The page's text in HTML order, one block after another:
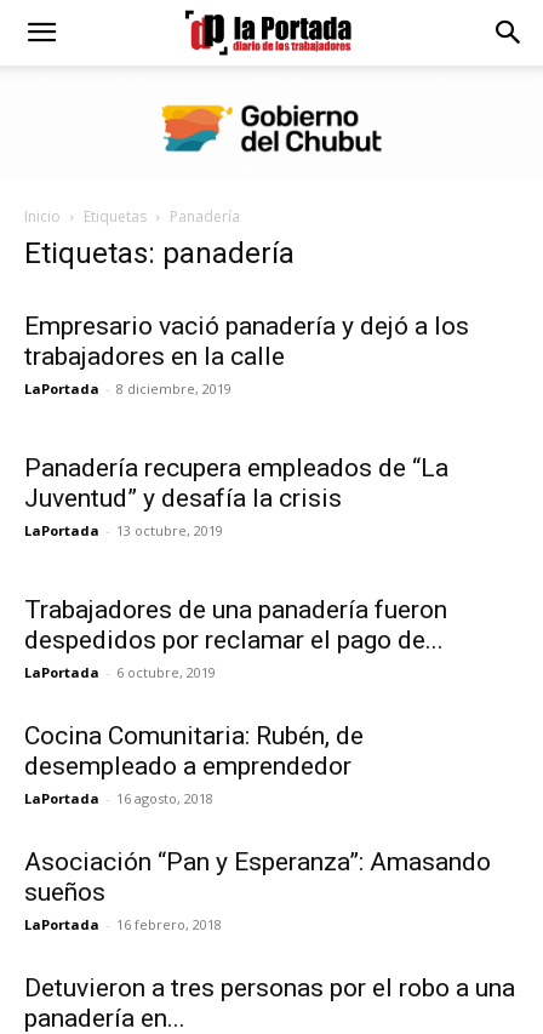
Diario
Portada
Inicio Etiquetas Panadería
Etiquetas: panadería
Empresario vació panadería y dejó a los
trabajadores en la calle
LaPortada - 8 diciembre, 2019
Panadería recupera empleados de “La
Juventud” y desafía la crisis
LaPortada - 13 octubre, 2019
Trabajadores de una panadería fueron
despedidos por reclamar el pago de...
LaPortada - 6 octubre, 2019
Cocina Comunitaria: Rubén, de
desempleado a emprendedor
LaPortada - 16 agosto, 2018
Asociación “Pan y Esperanza”: Amasando
sueños
LaPortada - 16 febrero, 2018
Detuvieron a tres personas por el robo a una
panadería en...